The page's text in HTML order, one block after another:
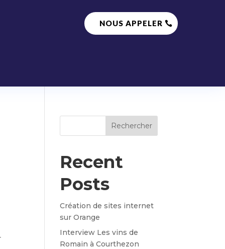
NOUS APPELER
Rechercher
Recent
Posts
Création de sites internet
sur Orange
Interview Les vins de
Romain à Courthezon